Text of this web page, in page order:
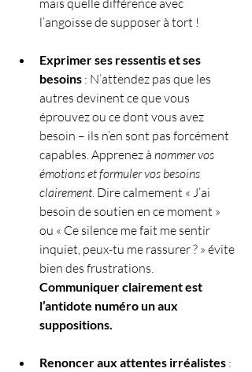
mais quelle différence avec
l’angoisse de supposer à tort !
Exprimer ses ressentis et ses
besoins : N’attendez pas que les
autres devinent ce que vous
éprouvez ou ce dont vous avez
besoin – ils n’en sont pas forcément
capables. Apprenez à nommer vos
émotions et formuler vos besoins
clairement. Dire calmement « J’ai
besoin de soutien en ce moment »
ou « Ce silence me fait me sentir
inquiet, peux-tu me rassurer ? » évite
bien des frustrations.
Communiquer clairement est
l’antidote numéro un aux
suppositions.
Renoncer aux attentes irréalistes :